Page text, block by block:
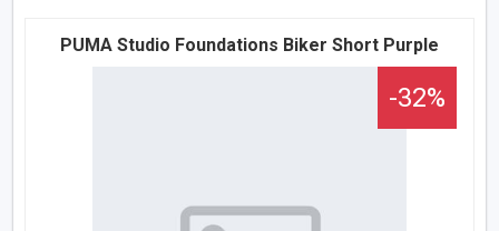
PUMA Studio Foundations Biker Short Purple
-32%